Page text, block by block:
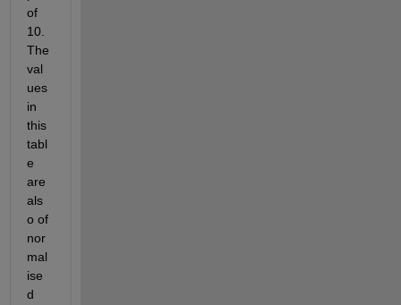
of
10.
The
val
ues
in
this
tabl
e
are
als
o of
nor
mal
ise
d